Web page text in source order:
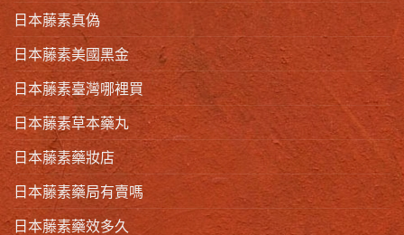
日本藤素真偽
日本藤素美國黑金
日本藤素臺灣哪裡買
日本藤素草本藥丸
日本藤素藥妝店
日本藤素藥局有賣嗎
日本藤素藥效多久